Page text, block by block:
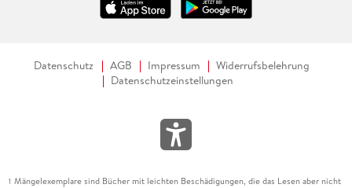
Datenschutz AGB Impressum
Widerrufsbelehrung
Datenschutzeinstellungen
1 Mängelexemplare sind Bücher mit leichten Beschädigungen, die das Lesen aber nicht